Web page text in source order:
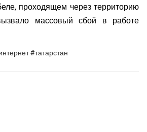
проходящем через территорию
массовый сбой в работе
#татарстан
в Казани добился опеки над сыном
Воробьев объяснил, почему скрывал брак с